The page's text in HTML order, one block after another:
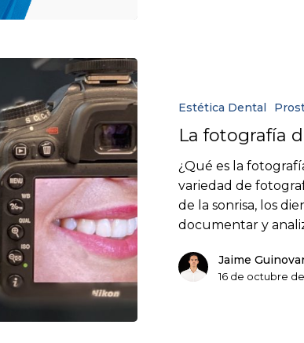
Estética Dental
La fotografía
¿Qué es la
variedad de
de la sonrisa, los
documentar y
Jaime
16 de octubre